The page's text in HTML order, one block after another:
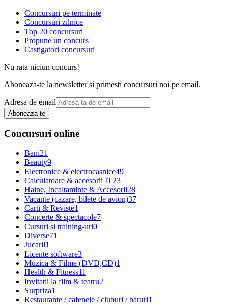
Concursuri pe terminate
Concursuri zilnice
Top 20 concursuri
Propune un concurs
Castigatori concursuri
Nu rata niciun concurs!
Aboneaza-te la newsletter si primesti concursuri noi pe email.
Adresa de email
Aboneaza-te
Concursuri online
Bani21
Beauty9
Electronice & electrocasnice49
Calculatoare & accesorii IT23
Haine, Incaltaminte & Accesorii28
Vacante (cazare, bilete de avion)37
Carti & Reviste1
Concerte & spectacole7
Cursuri si training-uri0
Diverse71
Jucarii1
Licente software3
Muzica & Filme (DVD,CD)1
Health & Fitness11
Invitatii la film & teatru2
Surpriza1
Restaurante / cafenele / cluburi / baruri1